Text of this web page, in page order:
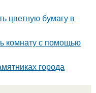
цветную бумагу в
комнату с помощью
города